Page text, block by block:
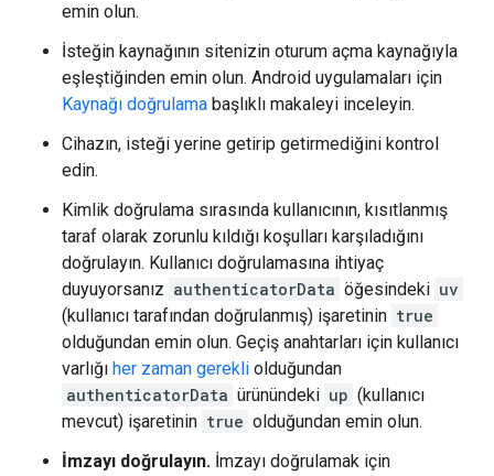
emin olun.
İsteğin kaynağının sitenizin oturum açma kaynağıyla
eşleştiğinden emin olun. Android uygulamaları için
Kaynağı doğrulama başlıklı makaleyi inceleyin.
Cihazın, isteği yerine getirip getirmediğini kontrol
edin.
Kimlik doğrulama sırasında kullanıcının, kısıtlanmış
taraf olarak zorunlu kıldığı koşulları karşıladığını
doğrulayın. Kullanıcı doğrulamasına ihtiyaç
duyuyorsanız authenticatorData öğesindeki uv
(kullanıcı tarafından doğrulanmış) işaretinin true
olduğundan emin olun. Geçiş anahtarları için kullanıcı
varlığı her zaman gerekli olduğundan
authenticatorData ürünündeki up (kullanıcı
mevcut) işaretinin true olduğundan emin olun.
İmzayı doğrulayın. İmzayı doğrulamak için